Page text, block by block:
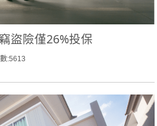
盜險僅26%投保
:5613